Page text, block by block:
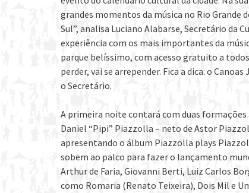
grandes momentos da música no Rio Grande
Sul”, analisa Luciano Alabarse, Secretário da
experiência com os mais importantes da
parque belíssimo, com acesso gratuito a
perder, vai se arrepender. Fica a dica: o
o Secretário.
A primeira noite contará com duas
Daniel “Pipi” Piazzolla – neto de Astor
apresentando o álbum Piazzolla plays
sobem ao palco para fazer o lançamento
Arthur de Faria, Giovanni Berti, Luiz Carlos
como Romaria (Renato Teixeira), Dois Mil e